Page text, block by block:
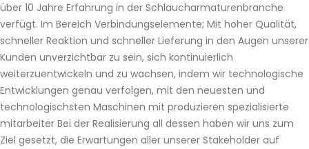
über 10 Jahre Erfahrung in der Schlaucharmaturenbranche
verfügt. Im Bereich Verbindungselemente; Mit hoher Qualität,
schneller Reaktion und schneller Lieferung in den Augen unserer
Kunden unverzichtbar zu sein, sich kontinuierlich
weiterzuentwickeln und zu wachsen, indem wir technologische
Entwicklungen genau verfolgen, mit den neuesten und
technologischsten Maschinen mit produzieren spezialisierte
mitarbeiter Bei der Realisierung all dessen haben wir uns zum
Ziel gesetzt, die Erwartungen aller unserer Stakeholder auf